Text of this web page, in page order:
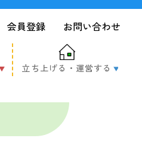
会員登録 お問い合わせ
立ち上げる・運営する